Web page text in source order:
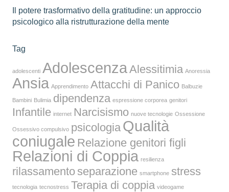
Il potere trasformativo della gratitudine: un approccio
psicologico alla ristrutturazione della mente
Tag
adolescenti AdolescenzaAlessitimia Anoressia
Ansia Apprendimento Attacchi di Panico Balbuzie
Bambini Bulimia dipendenza espressione corporea genitori
Infantile internet Narcisismo nuove tecnologie Ossessione
Ossessivo compulsivo psicologia Qualità
coniugale Relazione genitori figli
Relazioni di Coppia resilienza
rilassamento separazione smartphone stress
tecnologia tecnostress Terapia di coppia videogame